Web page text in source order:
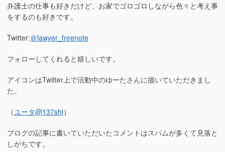
弁護士の仕事も好きだけど、お家でゴロゴロしながら色々と考え事
をするのも好きです。
Twitter:＠lawyer_freenote
フォローしてくれると嬉しいです。
アイコンはTwitter上で活動中のゆーたさんに描いていただきまし
た。
（ユータ@137shi）
ブログの記事に書いていただいたコメントはスパムが多くて見落と
しがちです。